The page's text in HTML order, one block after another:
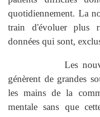
quotidiennement. La
train d'évoluer plus
données qui sont,
Les nouvelles
génèrent de grandes
les mains de la
mentale sans que